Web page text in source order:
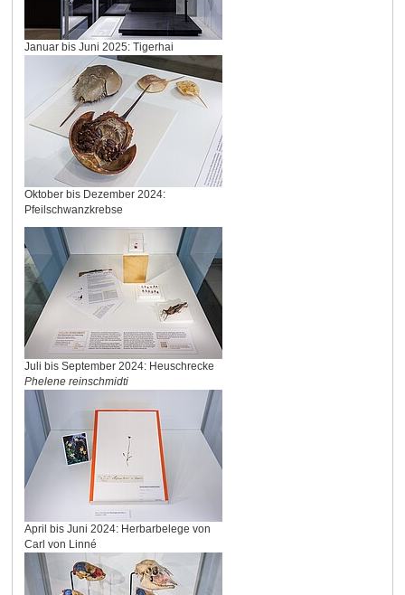
Januar bis Juni 2025: Tigerhai
Oktober bis Dezember 2024:
Pfeilschwanzkrebse
Juli bis September 2024: Heuschrecke
Phelene reinschmidti
April bis Juni 2024: Herbarbelege von
Carl von Linné